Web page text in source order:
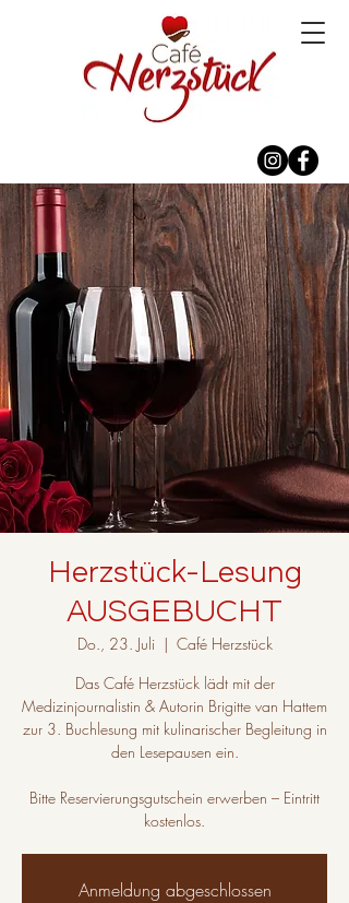
Herzstück-Lesung
AUSGEBUCHT
Do., 23. Juli
  |
Café Herzstück
Das Café Herzstück lädt mit der
Medizinjournalistin & Autorin Brigitte van Hattem
zur 3. Buchlesung mit kulinarischer Begleitung in
den Lesepausen ein.
Bitte Reservierungsgutschein erwerben – Eintritt
kostenlos.
Anmeldung abgeschlossen